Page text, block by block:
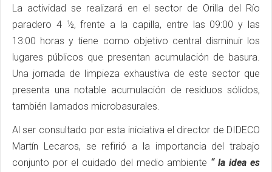
La actividad se realizará en el sector de Orilla del Río
paradero 4 ½, frente a la capilla, entre las 09:00 y las
13:00 horas y tiene como objetivo central disminuir los
lugares públicos que presentan acumulación de basura.
Una jornada de limpieza exhaustiva de este sector que
presenta una notable acumulación de residuos sólidos,
también llamados microbasurales.
Al ser consultado por esta iniciativa el director de DIDECO
Martín Lecaros, se refirió a la importancia del trabajo
conjunto por el cuidado del medio ambiente “ la idea es